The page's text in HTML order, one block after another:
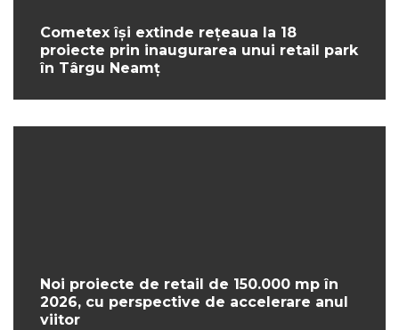
Cometex își extinde rețeaua la 18
proiecte prin inaugurarea unui retail park
în Târgu Neamț
Noi proiecte de retail de 150.000 mp în
2026, cu perspective de accelerare anul
viitor